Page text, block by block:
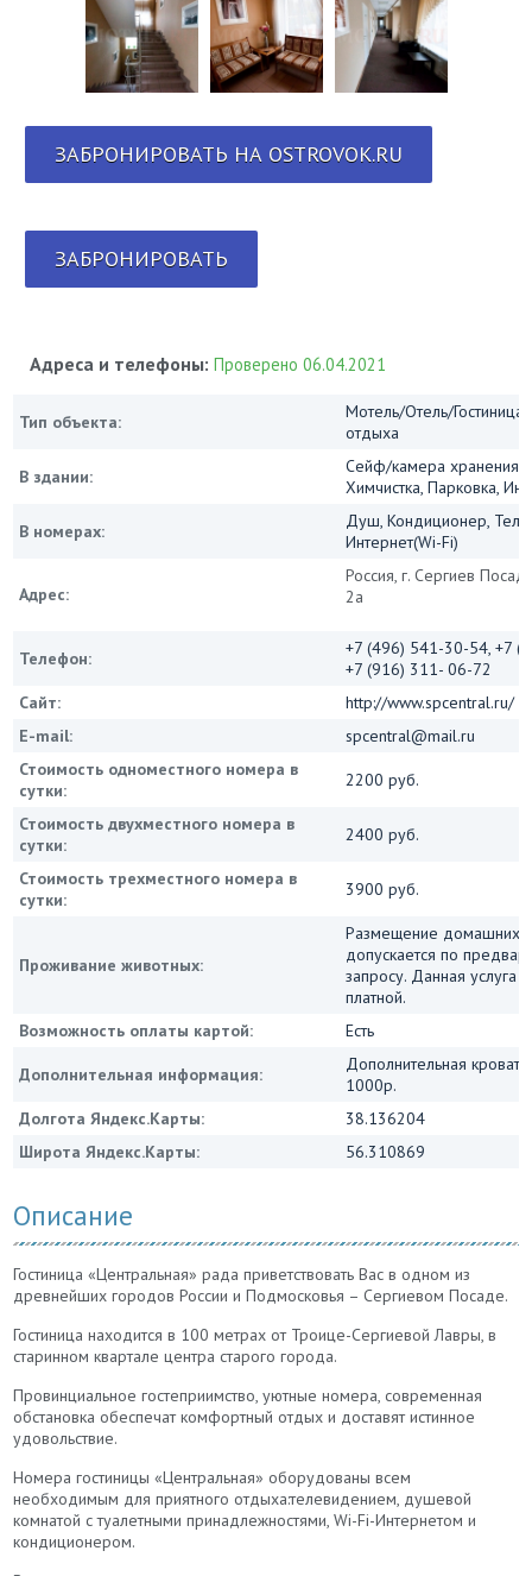
ЗАБРОНИРОВАТЬ НА OSTROVOK.RU
ЗАБРОНИРОВАТЬ
Адреса и телефоны:Проверено 06.04.2021
Тип объекта:
Мотель/Отель/
отдыха
В здании:
Сейф/камера хранения,
Химчистка, Парковка,
В номерах:
Душ, Кондиционер,
Интернет(Wi-Fi)
Адрес:
Россия, г. Сергиев
2а
Телефон:
+7 (496) 541-30-54, +7
+7 (916) 311- 06-72
Сайт:
http://www.spcentral.ru/
E-mail:
spcentral@mail.ru
Стоимость одноместного номера в
сутки:
2200 руб.
Стоимость двухместного номера в
сутки:
2400 руб.
Стоимость трехместного номера в
сутки:
3900 руб.
Проживание животных:
Размещение домашних
допускается по
запросу. Данная услуга
платной.
Возможность оплаты картой:
Есть
Дополнительная информация:
Дополнительная
1000р.
Долгота Яндекс.Карты:
38.136204
Широта Яндекс.Карты:
56.310869
Описание
Гостиница «Центральная» рада приветствовать Вас в одном из
древнейших городов России и Подмосковья – Сергиевом Посаде.
Гостиница находится в 100 метрах от Троице-Сергиевой Лавры, в
старинном квартале центра старого города.
Провинциальное гостеприимство, уютные номера, современная
обстановка обеспечат комфортный отдых и доставят истинное
удовольствие.
Номера гостиницы «Центральная» оборудованы всем
необходимым для приятного отдыха:телевидением, душевой
комнатой с туалетными принадлежностями, Wi-Fi-Интернетом и
кондиционером.